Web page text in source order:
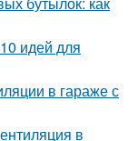
идей для
в гараже с
в